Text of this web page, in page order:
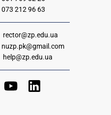
073 212 96 63
rector@zp.edu.ua
nuzp.pk@gmail.com
help@zp.edu.ua